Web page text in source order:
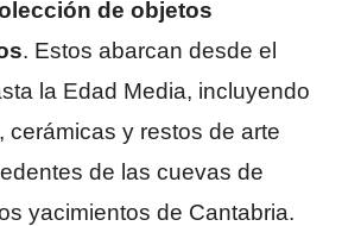
de objetos
. Estos abarcan desde el
la Edad Media, incluyendo
cerámicas y restos de arte
de las cuevas de
yacimientos de Cantabria.